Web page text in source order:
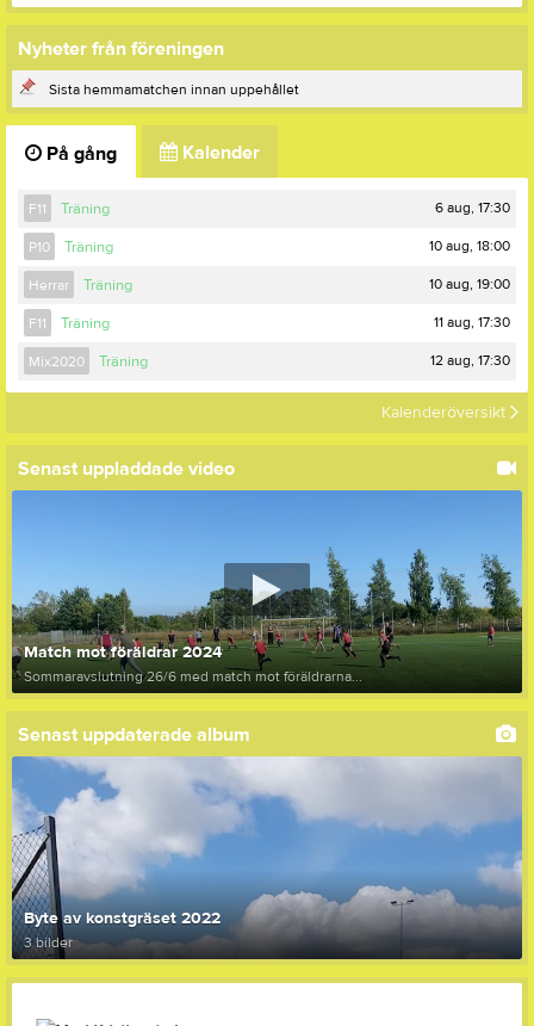
Nyheter från föreningen
Sista hemmamatchen innan uppehållet
På gång Kalender
F11 Träning 6 aug, 17:30
P10 Träning 10 aug, 18:00
Herrar Träning 10 aug, 19:00
F11 Träning 11 aug, 17:30
Mix2020 Träning 12 aug, 17:30
Kalenderöversikt
Senast uppladdade video
Match mot föräldrar 2024
Sommaravslutning 26/6 med match mot föräldrarna...
Senast uppdaterade album
Byte av konstgräset 2022
3 bilder